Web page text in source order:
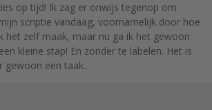
op tijd! Ik zag er onwijs tegenop om
scriptie vandaag, voornamelijk door hoe
het zelf maak, maar nu ga ik het gewoon
kleine stap! En zonder te labelen. Het is
gewoon een taak..